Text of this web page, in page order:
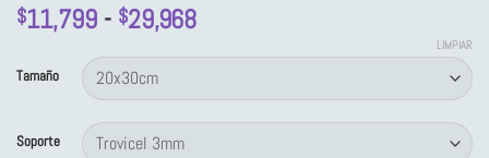
Valorado
con5de 5
2
valoraciones
de clientes
$11,799 - $29,968Rango
desde
$11,799
Tamaño
Soporte
LIMPIAR